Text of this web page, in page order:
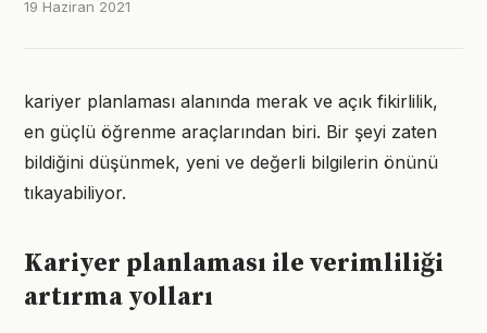
19 Haziran 2021
kariyer planlaması alanında merak ve açık fikirlilik,
en güçlü öğrenme araçlarından biri. Bir şeyi zaten
bildiğini düşünmek, yeni ve değerli bilgilerin önünü
tıkayabiliyor.
Kariyer planlaması ile verimliliği
artırma yolları